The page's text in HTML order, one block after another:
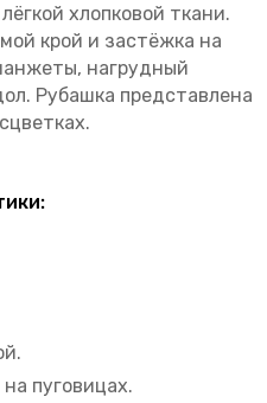
хлопковой ткани.
крой и застёжка на
нагрудный
Рубашка представлена
пуговицах.